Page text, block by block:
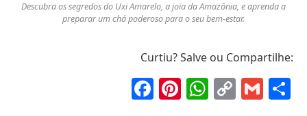
Descubra os segredos do Uxi Amarelo, a joia da Amazônia, e aprenda a
preparar um chá poderoso para o seu bem-estar.
Curtiu? Salve ou Compartilhe:
Facebook
Pinterest
Copy